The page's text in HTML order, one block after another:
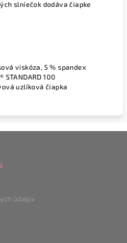
slniečok dodáva čiapke
viskóza, 5 % spandex
STANDARD 100
uzlíková čiapka
údajov